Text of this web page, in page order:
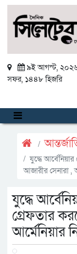
৯ই আগস্ট, ২০২৬
সফর, ১৪৪৮ হিজরি
যুদ্ধে
আজারীর সেনারা ,
যুদ্ধে
গ্রেফতার
আর্মেনিয়ার